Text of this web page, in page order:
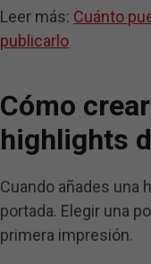
Leer más: Cuánto
publicarlo
Cómo
highlights
Cuando añades una
portada. Elegir una
primera impresión.